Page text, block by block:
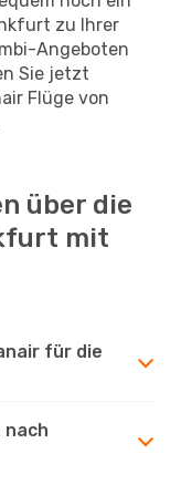
zu Ihrer
Angeboten
Sie jetzt
Flüge von
über die
mit
für die
nach